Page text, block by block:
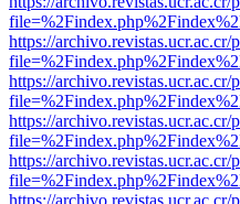
https://
https://
https://
https://
https://